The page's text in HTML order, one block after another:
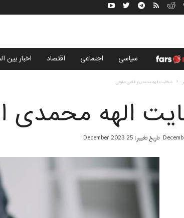
ب
سياسى اجتماعی اقتصاد اخبار بین
شکایت الهه محمدی از قاضی صلواتی
الهه محمدی
تاریخ تغییر: 25 December 2023